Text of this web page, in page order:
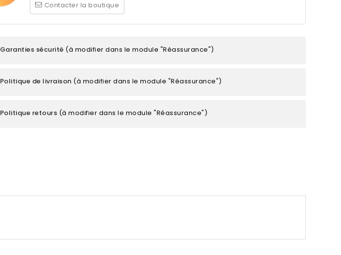
Contacter la boutique
Garanties sécurité (à modifier dans le module "Réassurance")
Politique de livraison (à modifier dans le module "Réassurance")
Politique retours (à modifier dans le module "Réassurance")